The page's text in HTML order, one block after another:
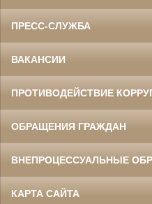
ПРЕСС-СЛУЖБА
ВАКАНСИИ
ПРОТИВОДЕЙСТВИЕ
ОБРАЩЕНИЯ ГРАЖДАН
ВНЕПРОЦЕССУАЛЬНЫЕ
КАРТА САЙТА